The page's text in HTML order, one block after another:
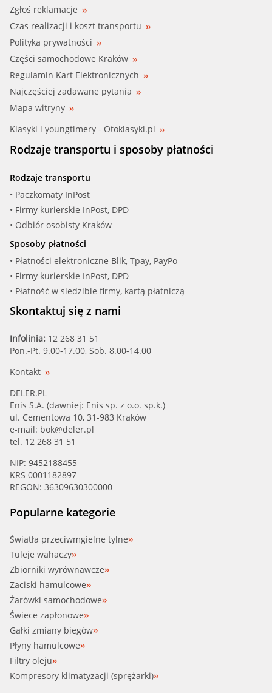
Zgłoś reklamacje
Czas realizacji i koszt transportu
Polityka prywatności
Części samochodowe Kraków
Regulamin Kart Elektronicznych
Najczęściej zadawane pytania
Mapa witryny
Klasyki i youngtimery - Otoklasyki.pl
Rodzaje transportu i sposoby płatności
Rodzaje transportu
• Paczkomaty InPost
• Firmy kurierskie InPost, DPD
• Odbiór osobisty Kraków
Sposoby płatności
• Płatności elektroniczne Blik, Tpay, PayPo
• Firmy kurierskie InPost, DPD
• Płatność w siedzibie firmy, kartą płatniczą
Skontaktuj się z nami
Infolinia: 12 268 31 51
Pon.-Pt. 9.00-17.00, Sob. 8.00-14.00
Kontakt
DELER.PL
Enis S.A. (dawniej: Enis sp. z o.o. sp.k.)
ul. Cementowa 10, 31-983 Kraków
e-mail: bok@deler.pl
tel. 12 268 31 51
NIP: 9452188455
KRS 0001182897
REGON: 36309630300000
Popularne kategorie
Światła przeciwmgielne tylne
Tuleje wahaczy
Zbiorniki wyrównawcze
Zaciski hamulcowe
Żarówki samochodowe
Świece zapłonowe
Gałki zmiany biegów
Płyny hamulcowe
Filtry oleju
Kompresory klimatyzacji (sprężarki)